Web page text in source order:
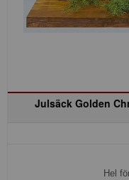
Julsäck Golden
Hel